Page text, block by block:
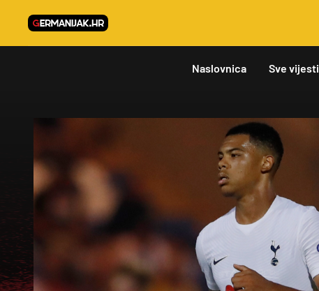
Naslovnica Sve vijesti